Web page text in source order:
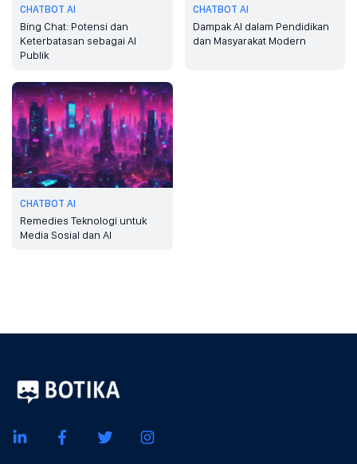
CHATBOT AI
Bing Chat: Potensi dan
Keterbatasan sebagai AI
Publik
CHATBOT AI
Dampak AI dalam Pendidikan
dan Masyarakat Modern
CHATBOT AI
Remedies Teknologi untuk
Media Sosial dan AI